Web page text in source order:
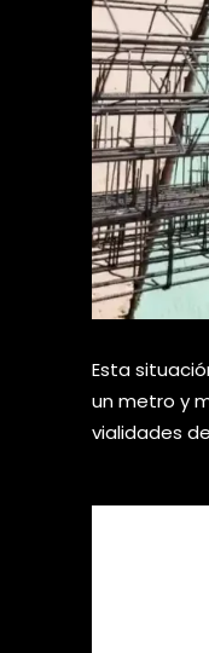
Esta
un metro y
vialidades